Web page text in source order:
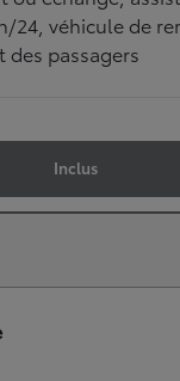
24, véhicule de
des passagers
Inclus